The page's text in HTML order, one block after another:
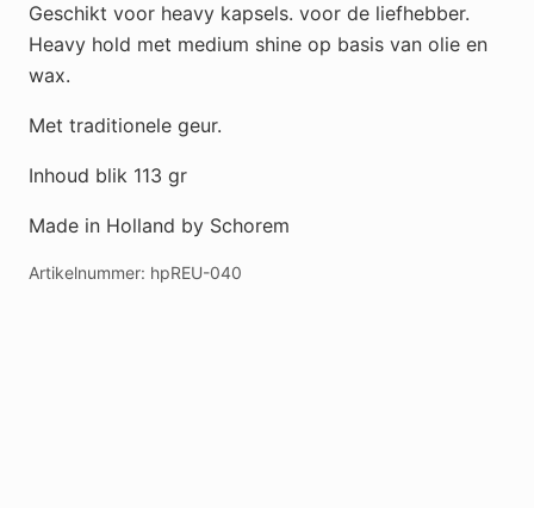
Geschikt voor heavy kapsels. voor de liefhebber.
Heavy hold met medium shine op basis van olie en
wax.
Met traditionele geur.
Inhoud blik 113 gr
Made in Holland by Schorem
Artikelnummer: hpREU-040